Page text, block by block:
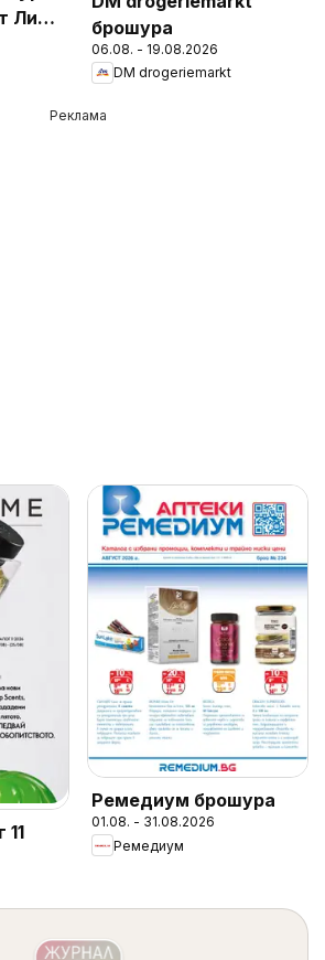
Лили
брошура
06.08. - 19.08.2026
DM drogeriemarkt
Реклама
11
Ремедиум брошура
01.08. - 31.08.2026
Ремедиум